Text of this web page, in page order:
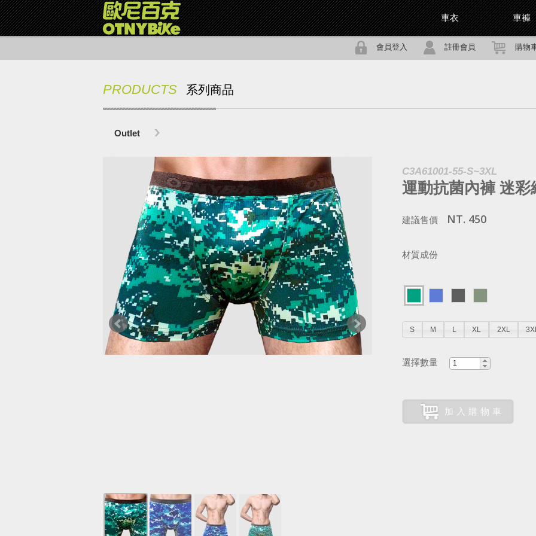
PRODUCTS 系列商品
Outlet
C3A61001-55-S~3XL
運動抗菌內褲 迷彩
建議售價 NT. 450
材質成份
S M L XL 2XL
選擇數量
加入購物車
車褲
車衣
購物
註冊會員
會員登入